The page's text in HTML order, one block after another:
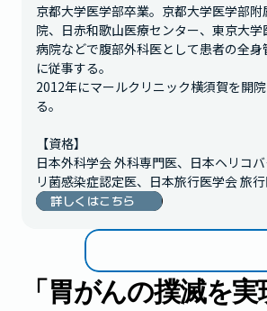
京都大学医学部卒業。京都大学医学部
院、日赤和歌山医療センター、東京大
病院などで腹部外科医として患者の全
に従事する。
2012年にマールクリニック横須賀を開
る。
【資格】
日本外科学会 外科専門医、日本ヘリコ
リ菌感染症認定医、日本旅行医学会 旅
詳しくはこちら
「胃がんの撲滅を実